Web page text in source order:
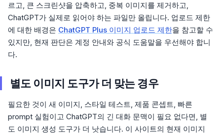
르고, 큰 스크린샷을 압축하고, 중복 이미지를 제거하고,
ChatGPT가 실제로 읽어야 하는 파일만 올립니다. 업로드 제한
에 대한 배경은 ChatGPT Plus 이미지 업로드 제한을 참고할 수
있지만, 현재 판단은 계정 안내와 공식 도움말을 우선해야 합니
다.
별도 이미지 도구가 더 맞는 경우
필요한 것이 새 이미지, 스타일 테스트, 제품 콘셉트, 빠른
prompt 실험이고 ChatGPT의 긴 대화 문맥이 필요 없다면, 별
도 이미지 생성 도구가 더 낫습니다. 이 사이트의 현재 이미지